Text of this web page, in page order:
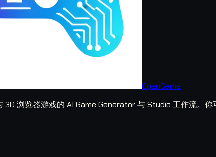
OpenGame
3D 浏览器游戏的 AI Game Generator 与 Studio 工作流。